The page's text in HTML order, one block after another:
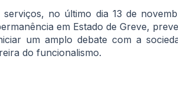
no último dia 13 de
em Estado de Greve,
um amplo debate com a
do funcionalismo.